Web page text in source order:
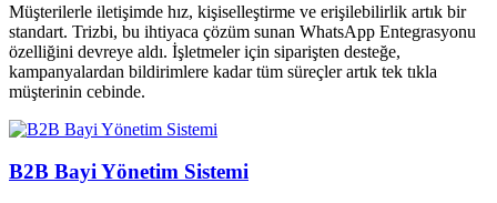
Müşterilerle iletişimde hız, kişiselleştirme ve erişilebilirlik artık bir
standart. Trizbi, bu ihtiyaca çözüm sunan WhatsApp Entegrasyonu
özelliğini devreye aldı. İşletmeler için siparişten desteğe,
kampanyalardan bildirimlere kadar tüm süreçler artık tek tıkla
müşterinin cebinde.
B2B Bayi Yönetim Sistemi